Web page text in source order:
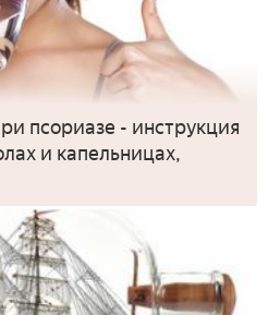
псориазе - инструкция
и капельницах,